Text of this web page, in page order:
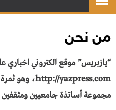
من نحن
“يازبريس” موقع الكتروني اخباري
http://yazpress.com، وهو
مجموعة أساتذة جامعيين ومثقفين